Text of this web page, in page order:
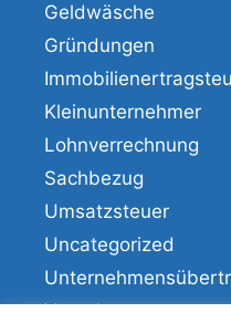
Geldwäsche
Gründungen
Kleinunternehmer
Lohnverrechnung
Sachbezug
Umsatzsteuer
Uncategorized
Veranlagung